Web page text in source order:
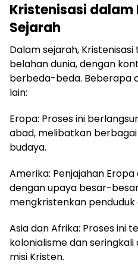
Kristenisasi dalam
Sejarah
Dalam sejarah,
belahan dunia, dengan
berbeda-beda. Beberapa
lain:
Eropa: Proses ini
abad, melibatkan
budaya.
Amerika: Penjajahan
dengan upaya besar-
mengkristenkan penduduk
Asia dan Afrika: Proses ini
kolonialisme dan
misi Kristen.